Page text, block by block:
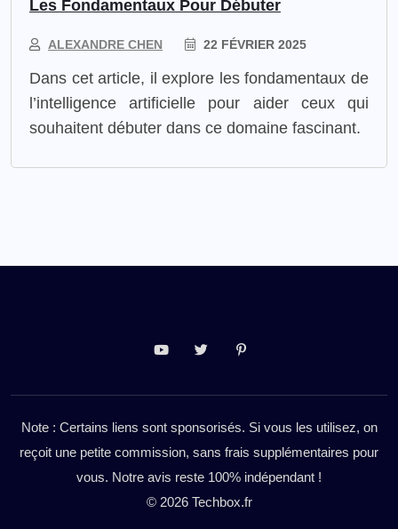
Les Fondamentaux Pour Débuter
ALEXANDRE CHEN 22 FÉVRIER 2025
Dans cet article, il explore les fondamentaux de
l’intelligence artificielle pour aider ceux qui
souhaitent débuter dans ce domaine fascinant.
Note : Certains liens sont sponsorisés. Si vous les utilisez, on
reçoit une petite commission, sans frais supplémentaires pour
vous. Notre avis reste 100% indépendant !
© 2026 Techbox.fr